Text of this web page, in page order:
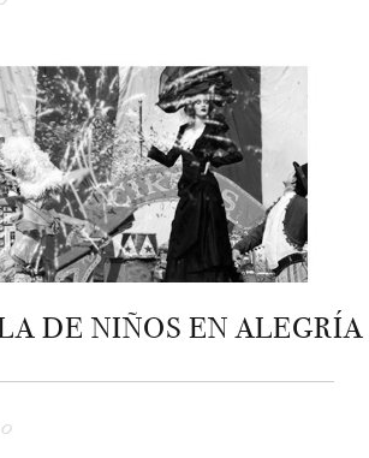
DE NIÑOS EN ALEGRÍA